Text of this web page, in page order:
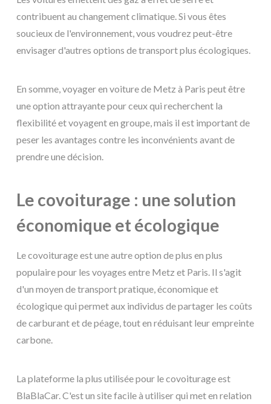
contribuent au changement climatique. Si vous êtes
soucieux de l'environnement, vous voudrez peut-être
envisager d'autres options de transport plus écologiques.
En somme, voyager en voiture de Metz à Paris peut être
une option attrayante pour ceux qui recherchent la
flexibilité et voyagent en groupe, mais il est important de
peser les avantages contre les inconvénients avant de
prendre une décision.
Le covoiturage : une solution
économique et écologique
Le covoiturage est une autre option de plus en plus
populaire pour les voyages entre Metz et Paris. Il s'agit
d'un moyen de transport pratique, économique et
écologique qui permet aux individus de partager les coûts
de carburant et de péage, tout en réduisant leur empreinte
carbone.
La plateforme la plus utilisée pour le covoiturage est
BlaBlaCar. C'est un site facile à utiliser qui met en relation